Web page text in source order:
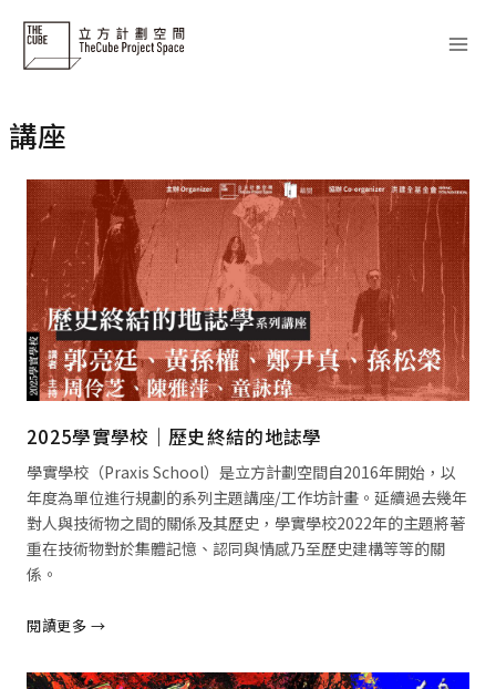
Skip
content
講座
2025學實學校｜歷史終結的地誌學
學實學校（Praxis School）是立方計劃空間自2016年開始，以
年度為單位進行規劃的系列主題講座/工作坊計畫。延續過去幾年
對人與技術物之間的關係及其歷史，學實學校2022年的主題將著
重在技術物對於集體記憶、認同與情感乃至歷史建構等等的關
係。
閱讀更多 →